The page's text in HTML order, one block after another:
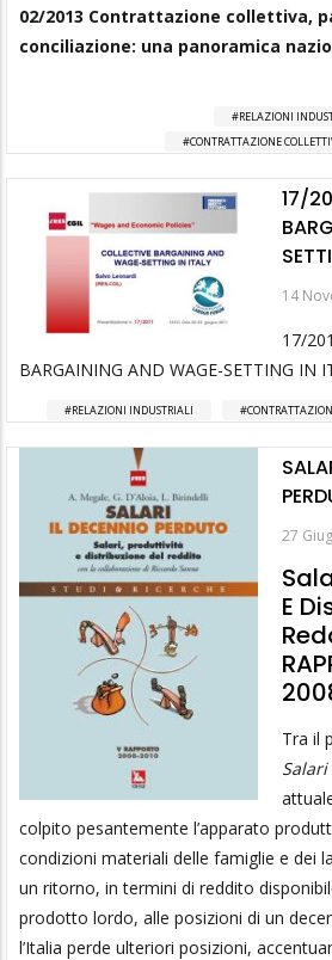
02/2013 Contrattazione collettiva,
conciliazione: una panoramica
RELAZIONI
CONTRATTAZIONE
17/
14
17/
BARGAINING AND WAGE-SETTING IN
RELAZIONI INDUSTRIALI
27
E
Tra il
colpito pesantemente l’apparato
condizioni materiali delle famiglie e dei
un ritorno, in termini di reddito
prodotto lordo, alle posizioni di un
l’Italia perde ulteriori posizioni,